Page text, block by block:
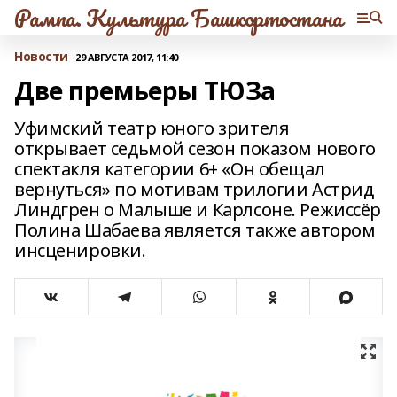
Рампа. Культура Башкортостана
Новости 29 АВГУСТА 2017, 11:40
Две премьеры ТЮЗа
Уфимский театр юного зрителя
открывает седьмой сезон показом нового
спектакля категории 6+ «Он обещал
вернуться» по мотивам трилогии Астрид
Линдгрен о Малыше и Карлсоне. Режиссёр
Полина Шабаева является также автором
инсценировки.